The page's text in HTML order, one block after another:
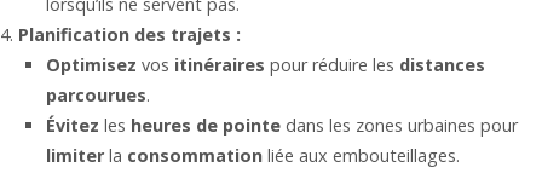
Planification des trajets :
Optimisez vos itinéraires pour réduire les distances
parcourues.
Évitez les heures de pointe dans les zones urbaines pour
limiter la consommation liée aux embouteillages.